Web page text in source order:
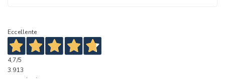
Eccellente
4,7/5
3.913